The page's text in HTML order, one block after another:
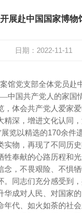
展赴中国国家博物
日期：2022-11-11
馆党支部全体党员赴
中国共产党人的家国
，体会共产党人爱家
精深，增进文化认同，
览以精选的170余件
实物，再现了不同历
牲奉献的心路历程和
念，不畏艰险、不惧
。同志们充分感受到
华成对人民、对国家
年代、如火如荼的社